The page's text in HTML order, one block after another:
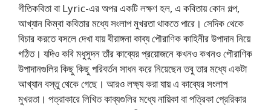
গীতিকবিতা বা Lyric-এর অপর একটি লক্ষণ হল, এ কবিতায় কোন গল্প,
আখ্যান কিম্বা কবিতার মধ্যে সংলাপ মুখরতা থাকতে পারে। সেদিক থেকে
বিচার করতে বসলে দেখা যায় বীরাঙ্গনা কাব্য পৌরাণিক কাহিনীর উপাদান নিয়ে
গঠিত। যদিও কবি মধুসুদন তাঁর কাব্যের প্রয়োজনে কখনও কখনও পৌরাণিক
উপাদানগুলির কিছু কিছু পরিবর্তন সাধন করে নিয়েছেন তবু তার মধ্যে একটা
আখ্যান বস্তু থেকে গেছে। আরও লক্ষ্য করা যায় এ কাব্যের সংলাপ
মুখরতা। পত্রাকারে লিখিত কাব্যগুলির মধ্যে নায়িকা বা পত্রিকা প্রেরিকার